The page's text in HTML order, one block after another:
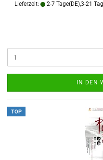
Lieferzeit: 2-7 Tage(DE),3-21
IN DEN
TOP